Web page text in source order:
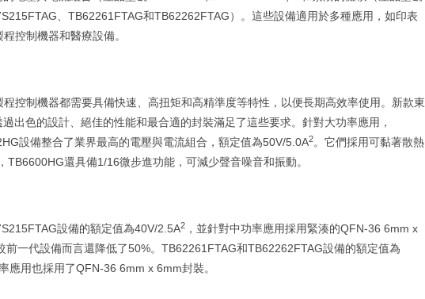
、TB62261FTAG和TB62262FTAG）。這些設備適用於多種應用，如印表
控制機器和醫療設備。
控制機器都需要具備快速、高扭矩和高精準度等特性，以便長期高效率使用。新款東
出色的設計、絕佳的性能和最合適的封裝滿足了這些要求。針對大功率應用，
設備整合了業界最高的電壓與電流組合，額定值為50V/5.0A2。它們採用可黏著散熱
TB6600HG還具備1/16微步進功能，可減少聲音噪音和振動。
設備的額定值為40V/2.5A2 ，並針對中功率應用採用緊湊的QFN-36 6mm x
前一代設備而言還降低了50%。TB62261FTAG和TB62262FTAG設備的額定值為
應用也採用了QFN-36 6mm x 6mm封裝。